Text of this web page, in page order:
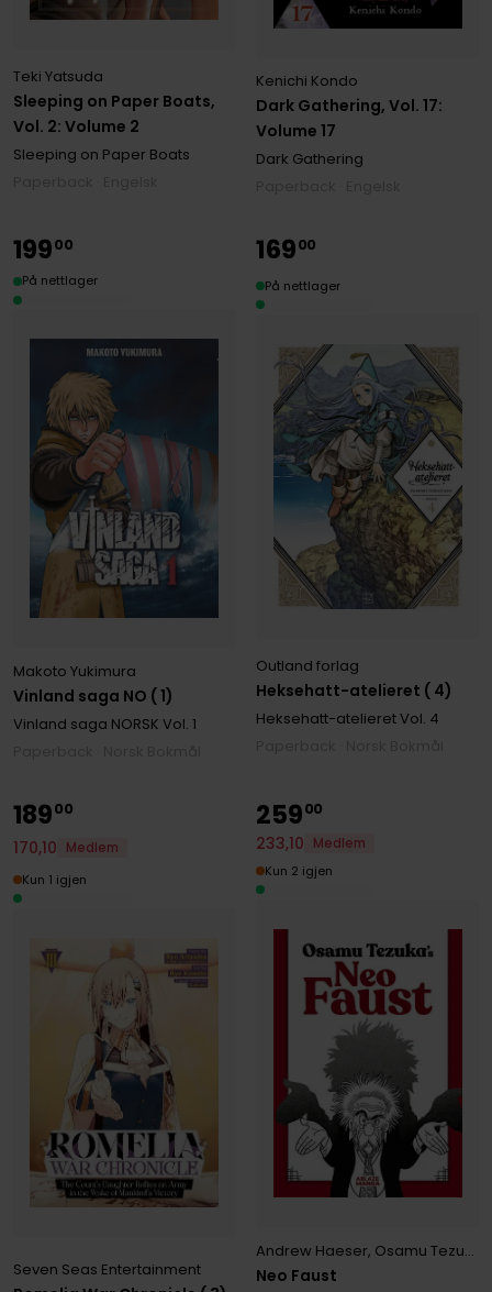
Sleeping on Paper Boats,
Vol. 2: Volume 2
Teki Yatsuda
Sleeping on Paper Boats
Dark Gathering, Vol. 17:
Volume 17
Kenichi Kondo
Dark Gathering
Vinland saga NO ( 1)
Makoto Yukimura
Vinland saga NORSK Vol. 1
19900
På nettlager
Heksehatt-atelieret ( 4)
Outland forlag
Heksehatt-atelieretVol. 4
16900
På nettlager
Seven Seas Entertainment
18900
170,10
Medlem
Kun 1 igjen
Neo Faust
Andrew Haeser, Osamu Tezuka
25900
233,10
Medlem
Kun 2 igjen